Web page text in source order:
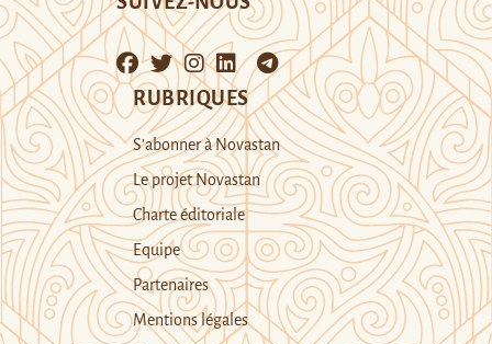
RUBRIQUES
S’abonner à Novastan
Le projet Novastan
Charte éditoriale
Equipe
Partenaires
Mentions légales